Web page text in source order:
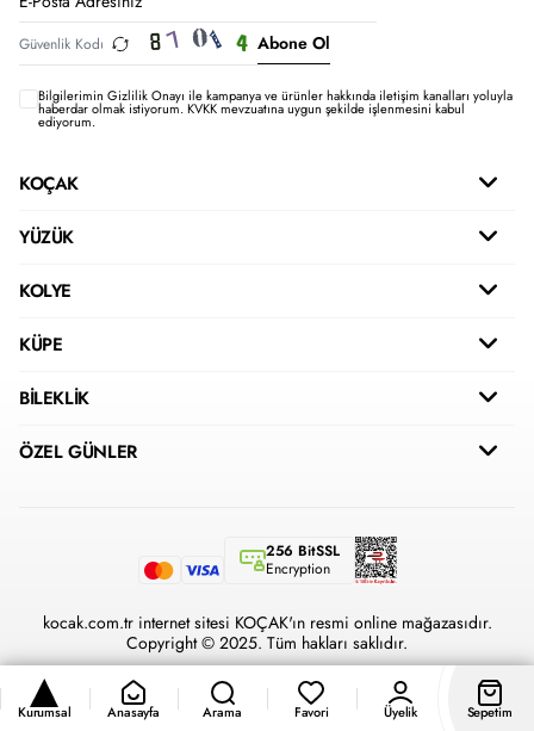
Kurumsal Anasayfa Arama Favori Üyelik Sepetim
Abone Ol
Bilgilerimin Gizlilik Onayı ile kampanya ve ürünler hakkında iletişim kanalları yoluyla
haberdar olmak istiyorum.KVKK mevzuatına uygun şekilde işlenmesini kabul
ediyorum.
KOÇAK
YÜZÜK
KOLYE
KÜPE
BİLEKLİK
ÖZEL GÜNLER
256 BitSSL
Encryption
kocak.com.tr internet sitesi KOÇAK'ın resmi online mağazasıdır.
Copyright © 2025. Tüm hakları saklıdır.
Hipotenüs Yeni Nesil E-Ticaret Sistemleri ile Hazırlanmıştır.